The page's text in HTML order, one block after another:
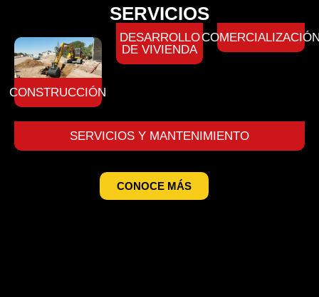
SERVICIOS
CONSTRUCCIÓN
DESARROLLO
DE VIVIENDA
SERVICIOS Y MANTENIMIENTO
CONOCE MÁS